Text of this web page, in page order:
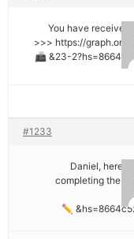
📠 You have
>>> https://graph.org/
23-
#1233
✏ 🎉 Daniel,
completing the